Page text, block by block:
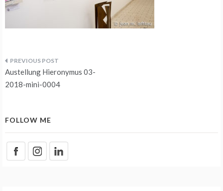
Beitragsnavigation
Austellung Hieronymus 03-
2018-mini-0004
FOLLOW ME